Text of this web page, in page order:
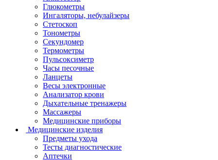
Глюкометры
Ингаляторы, небулайзеры
Стетоскоп
Тонометры
Секундомер
Термометры
Пульсоксиметр
Часы песочные
Ланцеты
Весы электронные
Анализатор крови
Дыхательные тренажеры
Массажеры
Медицинские приборы
Медицинские изделия
Предметы ухода
Тесты диагностические
Аптечки